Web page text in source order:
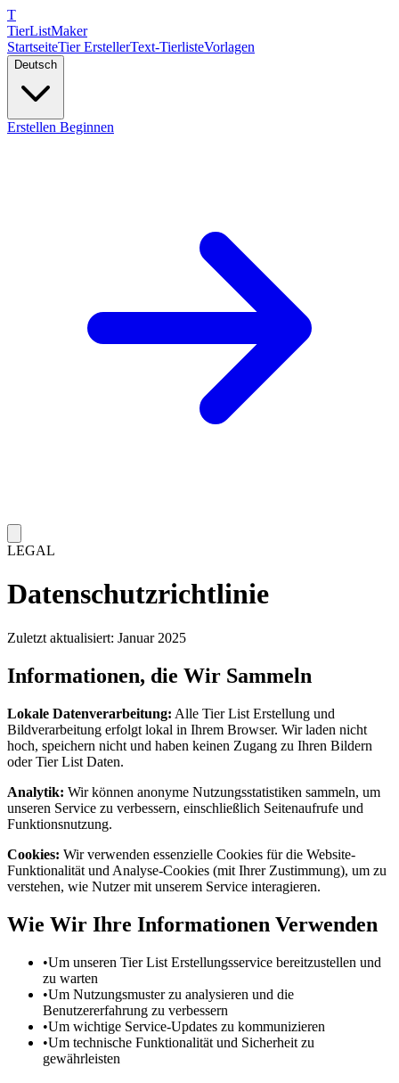
T
TierListMaker
StartseiteTier ErstellerText-TierlisteVorlagen
Deutsch
Erstellen Beginnen
LEGAL
Datenschutzrichtlinie
Zuletzt aktualisiert: Januar 2025
Informationen, die Wir Sammeln
Lokale Datenverarbeitung: Alle Tier List Erstellung und
Bildverarbeitung erfolgt lokal in Ihrem Browser. Wir laden nicht
hoch, speichern nicht und haben keinen Zugang zu Ihren Bildern
oder Tier List Daten.
Analytik: Wir können anonyme Nutzungsstatistiken sammeln, um
unseren Service zu verbessern, einschließlich Seitenaufrufe und
Funktionsnutzung.
Cookies: Wir verwenden essenzielle Cookies für die Website-
Funktionalität und Analyse-Cookies (mit Ihrer Zustimmung), um zu
verstehen, wie Nutzer mit unserem Service interagieren.
Wie Wir Ihre Informationen Verwenden
•Um unseren Tier List Erstellungsservice bereitzustellen und
zu warten
•Um Nutzungsmuster zu analysieren und die
Benutzererfahrung zu verbessern
•Um wichtige Service-Updates zu kommunizieren
•Um technische Funktionalität und Sicherheit zu
gewährleisten